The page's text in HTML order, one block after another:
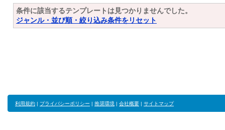
条件に該当するテンプレートは見つかりませんでした。
ジャンル・並び順・絞り込み条件をリセット
利用規約 | プライバシーポリシー | 推奨環境 | 会社概要 | サイトマップ